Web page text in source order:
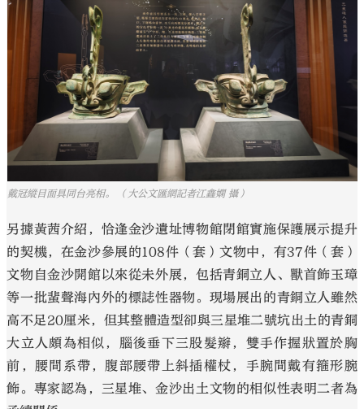
戴冠縱目面具同台亮相。 （大公文匯網記者江鑫嫻 攝）
另據黃茜介紹，恰逢金沙遺址博物館閉館實施保護展示提升
的契機，在金沙參展的108件（套）文物中，有37件（套）
文物自金沙開館以來從未外展，包括青銅立人、獸首飾玉璋
等一批蜚聲海內外的標誌性器物。現場展出的青銅立人雖然
高不足20厘米，但其整體造型卻與三星堆二號坑出土的青銅
大立人頗為相似，腦後垂下三股髮辮，雙手作握狀置於胸
前，腰間系帶，腹部腰帶上斜插權杖，手腕間戴有箍形腕
飾。專家認為，三星堆、金沙出土文物的相似性表明二者為